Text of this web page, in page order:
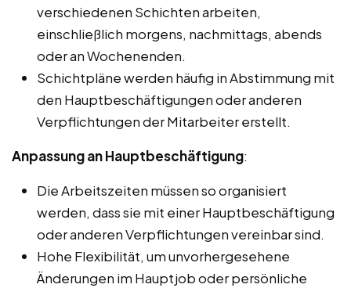
verschiedenen Schichten arbeiten,
einschließlich morgens, nachmittags, abends
oder an Wochenenden.
Schichtpläne werden häufig in Abstimmung mit
den Hauptbeschäftigungen oder anderen
Verpflichtungen der Mitarbeiter erstellt.
Anpassung an Hauptbeschäftigung:
Die Arbeitszeiten müssen so organisiert
werden, dass sie mit einer Hauptbeschäftigung
oder anderen Verpflichtungen vereinbar sind.
Hohe Flexibilität, um unvorhergesehene
Änderungen im Hauptjob oder persönliche